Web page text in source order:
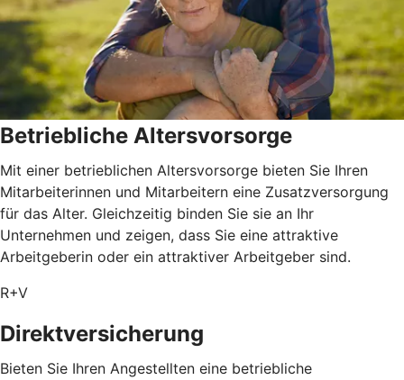
Betriebliche Altersvorsorge
Mit einer betrieblichen Altersvorsorge bieten Sie Ihren
Mitarbeiterinnen und Mitarbeitern eine Zusatzversorgung
für das Alter. Gleichzeitig binden Sie sie an Ihr
Unternehmen und zeigen, dass Sie eine attraktive
Arbeitgeberin oder ein attraktiver Arbeitgeber sind.
R+V
Direktversicherung
Bieten Sie Ihren Angestellten eine betriebliche